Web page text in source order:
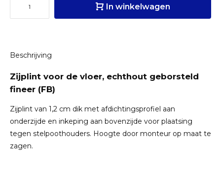
In winkelwagen
Beschrijving
Zijplint voor de vloer, echthout geborsteld
fineer (FB)
Zijplint van 1,2 cm dik met afdichtingsprofiel aan
onderzijde en inkeping aan bovenzijde voor plaatsing
tegen stelpoothouders. Hoogte door monteur op maat te
zagen.